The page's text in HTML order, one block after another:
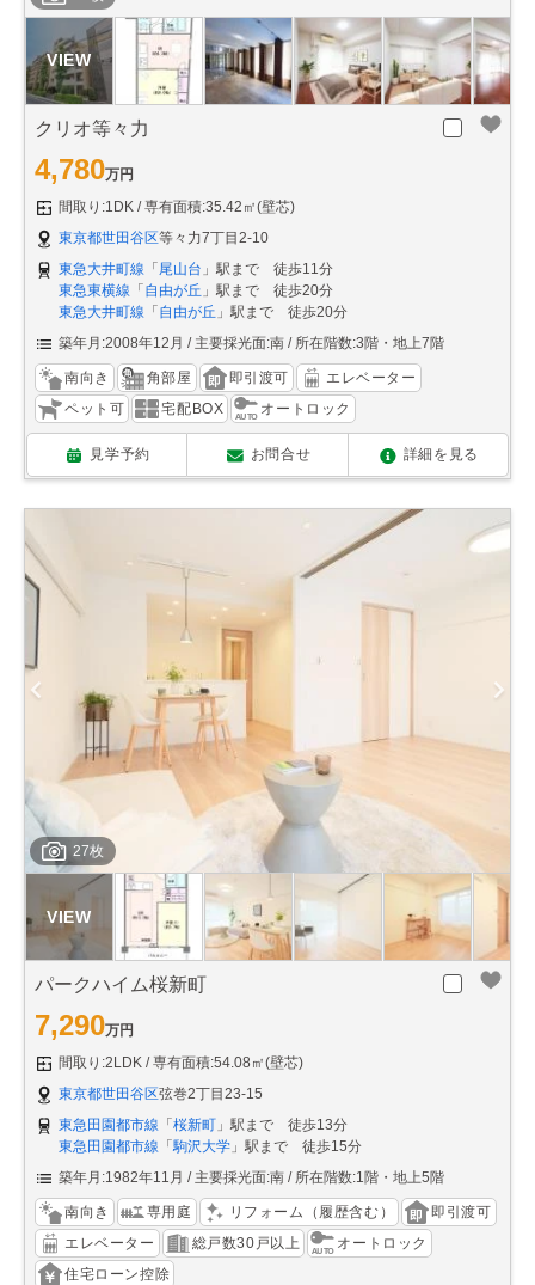
クリオ等々力
4,780万円
間取り:1DK
専有面積:35.42㎡(壁芯)
東京都世田谷区等々力7丁目2-10
東急大井町線 「尾山台 」駅まで 徒歩11分
東急東横線 「自由が丘 」駅まで 徒歩20分
東急大井町線 「自由が丘 」駅まで 徒歩20分
築年月:2008年12月
主要採光面:南 所在階数:3階・地上7階
南向き 角部屋 即引渡可
エレベーター
ペット可
宅配BOX オートロック
見学予約 お問合せ 詳細を見る
27枚
パークハイム桜新町
7,290万円
間取り:2LDK
専有面積:54.08㎡(壁芯)
東京都世田谷区弦巻2丁目23-15
東急田園都市線 「 桜新町 」駅まで 徒歩13分
東急田園都市線 「駒沢大学 」駅まで 徒歩15分
築年月:1982年11月
主要採光面:南 所在階数:1階・地上5階
南向き 専用庭 リフォーム（履歴含む）
即引渡可
エレベーター
総戸数30戸以上
オートロック
住宅ローン控除